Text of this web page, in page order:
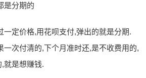
是分期的
一定价格,用花呗支付,弹出的就是分期.
一次付清的,下个月准时还,是不收费用的,
就是想赚钱.